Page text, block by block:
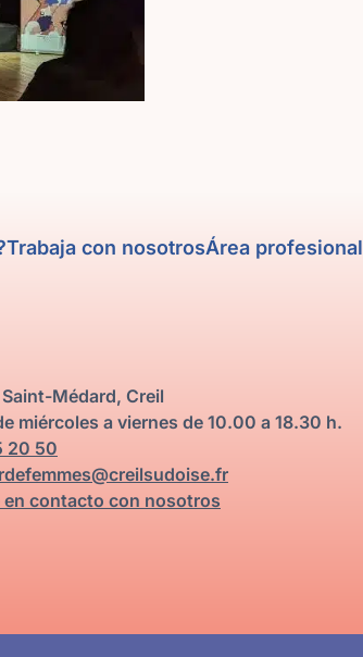
Trabaja con nosotrosÁrea profesional
Médard, Creil
miércoles a viernes de 10.00 a 18.30 h.
20 50
en contacto con nosotros